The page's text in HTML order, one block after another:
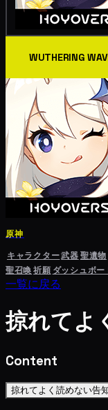
WUTHERING
原神
キャラクター武器聖遺物
聖召喚祈願 ダッシュボー
一覧に戻る
掠れてよ
Content
掠れてよく読めない告